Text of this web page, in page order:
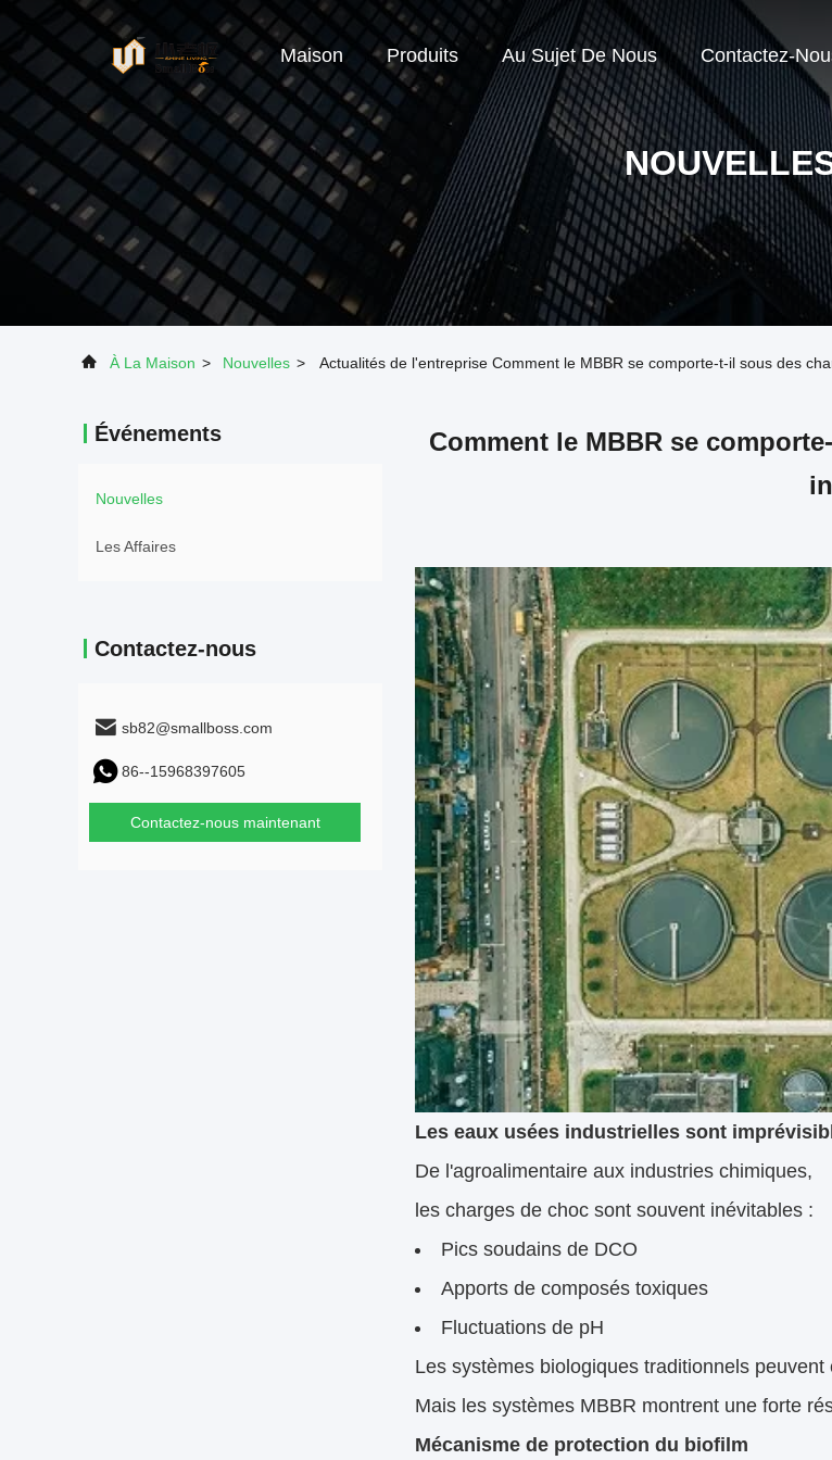
Maison Produits Au Sujet De Nous Contactez-
À La Maison > Nouvelles > Actualités de l'entreprise Comment le MBBR se comporte-t-il sous des
Événements
Nouvelles
Les Affaires
Contactez-nous
sb82@smallboss.com
86--15968397605
Contactez-nous maintenant
Comment le MBBR se
Les eaux usées industrielles sont
De l'agroalimentaire aux industries chimiques,
les charges de choc sont souvent inévitables :
Pics soudains de DCO
Apports de composés toxiques
Fluctuations de pH
Les systèmes biologiques traditionnels
Mais les systèmes MBBR montrent une forte
Mécanisme de protection du biofilm